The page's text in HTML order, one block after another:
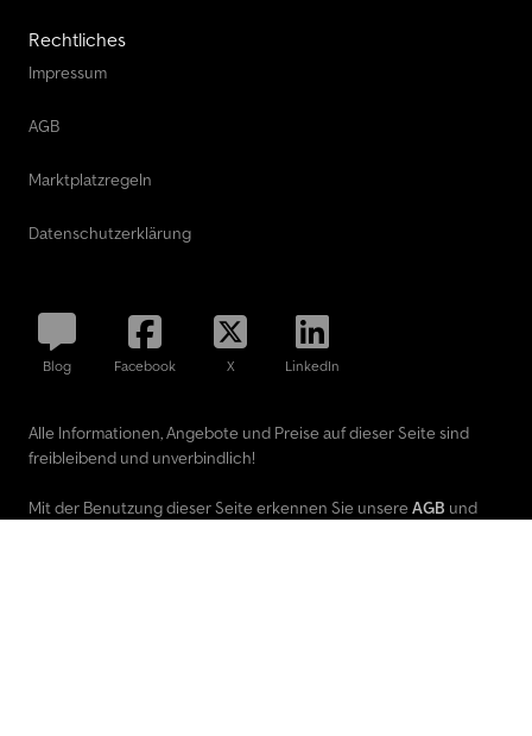
Rechtliches
Impressum
AGB
Marktplatzregeln
Datenschutzerklärung
Blog Facebook X LinkedIn
Alle Informationen, Angebote und Preise auf dieser Seite sind
freibleibend und unverbindlich!
Mit der Benutzung dieser Seite erkennen Sie unsere AGB und